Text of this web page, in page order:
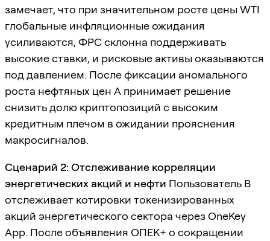
замечает, что при значительном росте цены WTI
глобальные инфляционные ожидания
усиливаются, ФРС склонна поддерживать
высокие ставки, и рисковые активы оказываются
под давлением. После фиксации аномального
роста нефтяных цен A принимает решение
снизить долю криптопозиций с высоким
кредитным плечом в ожидании прояснения
макросигналов.
Сценарий 2: Отслеживание корреляции
энергетических акций и нефти Пользователь B
отслеживает котировки токенизированных
акций энергетического сектора через OneKey
App. После объявления ОПЕК+ о сокращении